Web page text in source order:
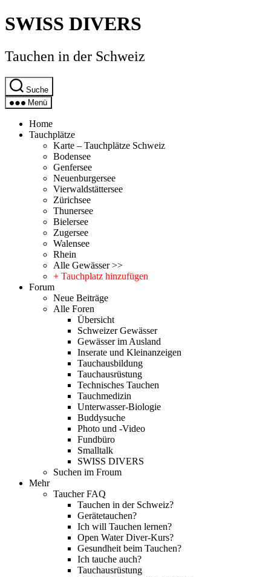
Direkt
zum
wechseln
SWISS DIVERS
Tauchen in der Schweiz
Suche
Menü
Home
Tauchplätze
Karte – Tauchplätze Schweiz
Bodensee
Genfersee
Neuenburgersee
Vierwaldstättersee
Zürichsee
Thunersee
Bielersee
Zugersee
Walensee
Rhein
Alle Gewässer >>
+ Tauchplatz hinzufügen
Forum
Neue Beiträge
Alle Foren
Übersicht
Schweizer Gewässer
Gewässer im Ausland
Inserate und Kleinanzeigen
Tauchausbildung
Tauchausrüstung
Technisches Tauchen
Tauchmedizin
Unterwasser-Biologie
Buddysuche
Photo und -Video
Fundbüro
Smalltalk
SWISS DIVERS
Suchen im Froum
Mehr
Taucher FAQ
Tauchen in der Schweiz?
Gerätetauchen?
Ich will Tauchen lernen?
Open Water Diver-Kurs?
Gesundheit beim Tauchen?
Ich tauche auch?
Tauchausrüstung